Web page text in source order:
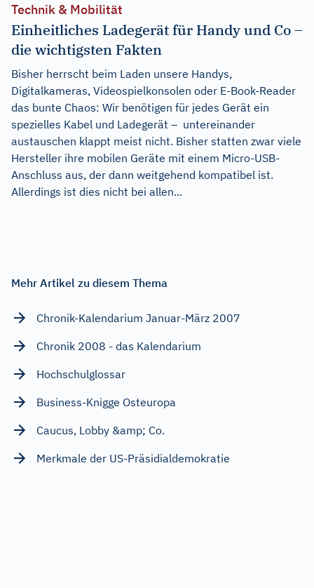
Technik & Mobilität
Einheitliches Ladegerät für Handy und Co –
die wichtigsten Fakten
Bisher herrscht beim Laden unsere Handys,
Digitalkameras, Videospielkonsolen oder E-Book-Reader
das bunte Chaos: Wir benötigen für jedes Gerät ein
spezielles Kabel und Ladegerät – untereinander
austauschen klappt meist nicht. Bisher statten zwar viele
Hersteller ihre mobilen Geräte mit einem Micro-USB-
Anschluss aus, der dann weitgehend kompatibel ist.
Allerdings ist dies nicht bei allen...
Mehr Artikel zu diesem Thema
Chronik-Kalendarium Januar-März 2007
Chronik 2008 - das Kalendarium
Hochschulglossar
Business-Knigge Osteuropa
Caucus, Lobby &amp; Co.
Merkmale der US-Präsidialdemokratie